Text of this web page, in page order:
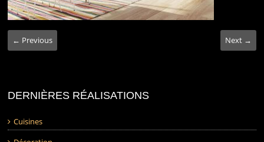
← Previous Next →
DERNIÈRES RÉALISATIONS
Cuisines